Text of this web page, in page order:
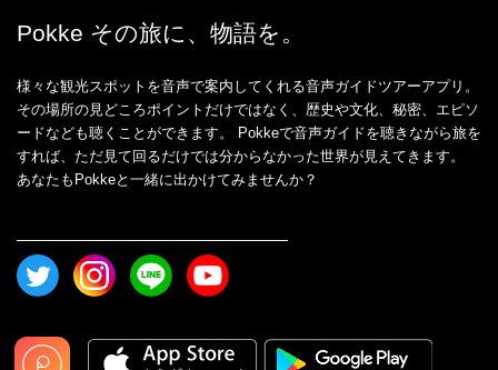
Pokke その旅に、物語を。
様々な観光スポットを音声で案内してくれる音声ガイドツアーアプリ。
その場所の見どころポイントだけではなく、歴史や文化、秘密、エピソ
ードなども聴くことができます。 Pokkeで音声ガイドを聴きながら旅を
すれば、ただ見て回るだけでは分からなかった世界が見えてきます。
あなたもPokkeと一緒に出かけてみませんか？